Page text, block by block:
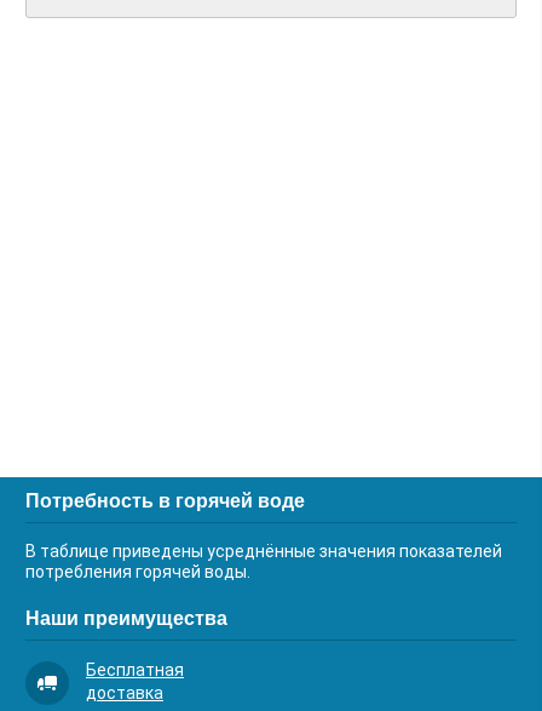
Потребность в горячей воде
В таблице приведены усреднённые значения показателей
потребления горячей воды.
Наши преимущества
Бесплатная
доставка